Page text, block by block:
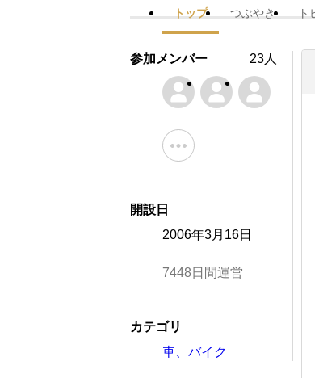
トップ つぶやき ト
参加メンバー 23人
開設日
2006年3月16日
7448日間運営
カテゴリ
車、バイク